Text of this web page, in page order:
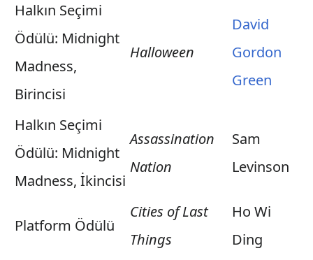
Halkın Seçimi
Ödülü: Midnight
Madness,
Birincisi
Halloween
David
Gordon
Green
Halkın Seçimi
Ödülü: Midnight
Madness, İkincisi
Assassination
Nation
Sam
Levinson
Platform Ödülü
Cities of Last
Things
Ho Wi
Ding